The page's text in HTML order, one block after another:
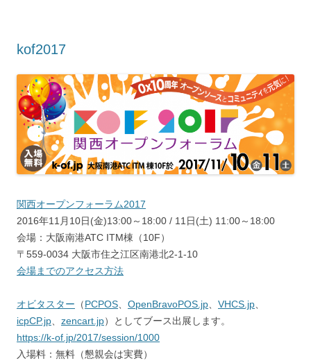
kof2017
関西オープンフォーラム2017
2016年11月10日(金)13:00～18:00 / 11日(土) 11:00～18:00
会場：大阪南港ATC ITM棟（10F）
〒559-0034 大阪市住之江区南港北2-1-10
会場までのアクセス方法
オビタスター （PCPOS OpenBravoPOS.jp VHCS.jp
icpCP.jp
zencart.jp）としてブース出展します。
https://k-of.jp/2017/session/1000
入場料：無料（懇親会は実費）